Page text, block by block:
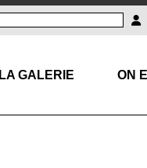
LA GALERIE ON